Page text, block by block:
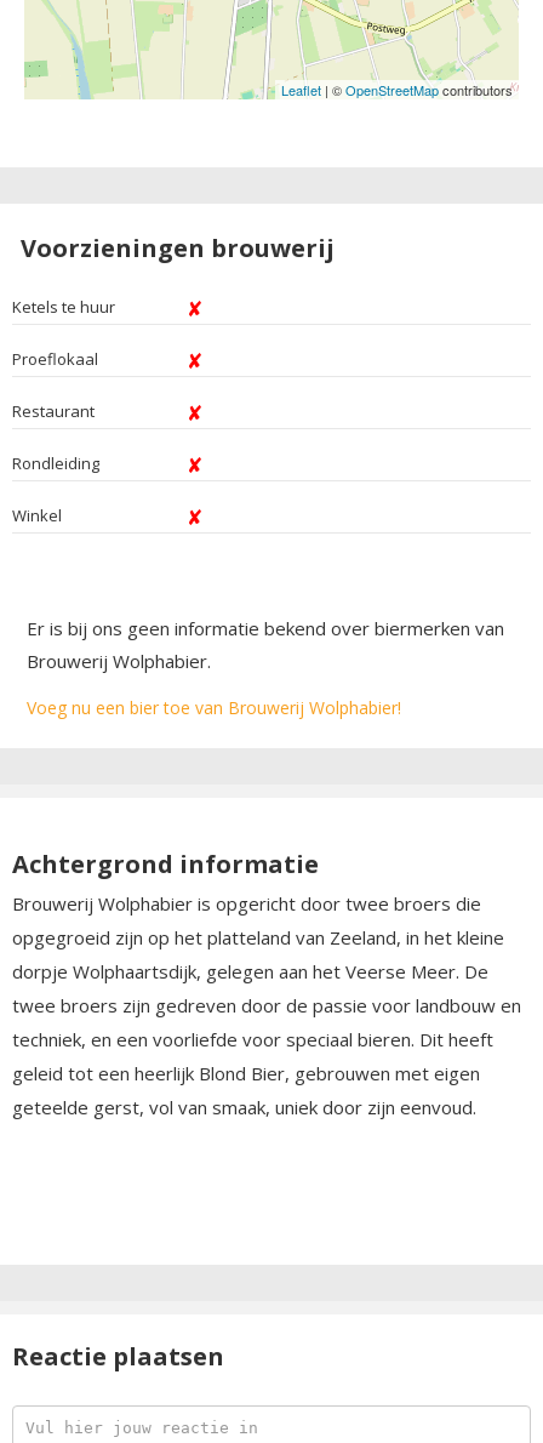
Leaflet | ©OpenStreetMapcontributors
Voorzieningen brouwerij
Ketels te huur
Proeflokaal
Restaurant
Rondleiding
Winkel
Er is bij ons geen informatie bekend over biermerken van
Brouwerij Wolphabier.
Voeg nu een bier toe van Brouwerij Wolphabier!
Achtergrond informatie
Brouwerij Wolphabier is opgericht door twee broers die
opgegroeid zijn op het platteland van Zeeland, in het kleine
dorpje Wolphaartsdijk, gelegen aan het Veerse Meer. De
twee broers zijn gedreven door de passie voor landbouw en
techniek, en een voorliefde voor speciaal bieren. Dit heeft
geleid tot een heerlijk Blond Bier, gebrouwen met eigen
geteelde gerst, vol van smaak, uniek door zijn eenvoud.
Reactie plaatsen